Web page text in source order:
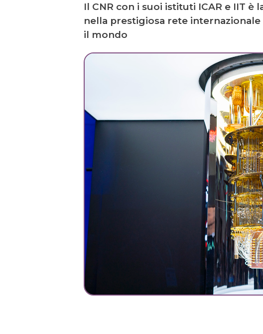
Il CNR con i suoi istituti ICAR e IIT
nella prestigiosa rete
il mondo